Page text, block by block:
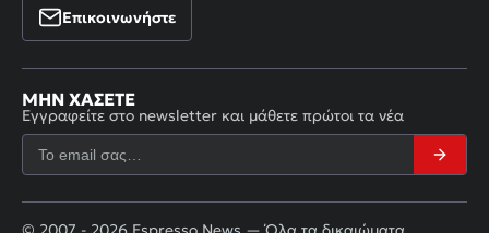
Επικοινωνήστε
ΜΗΝ ΧΆΣΕΤΕ
Εγγραφείτε στο newsletter και μάθετε πρώτοι τα νέα